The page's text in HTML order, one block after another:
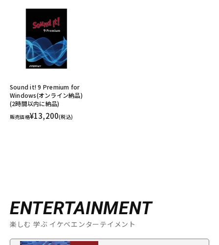
Sound it! 9 Premium for
Windows(オンライン納品)
(2時間以内に納品)
販売価格¥13,200(税込)
ENTERTAINMENT
楽しむ 学ぶ イケベエンターテイメント